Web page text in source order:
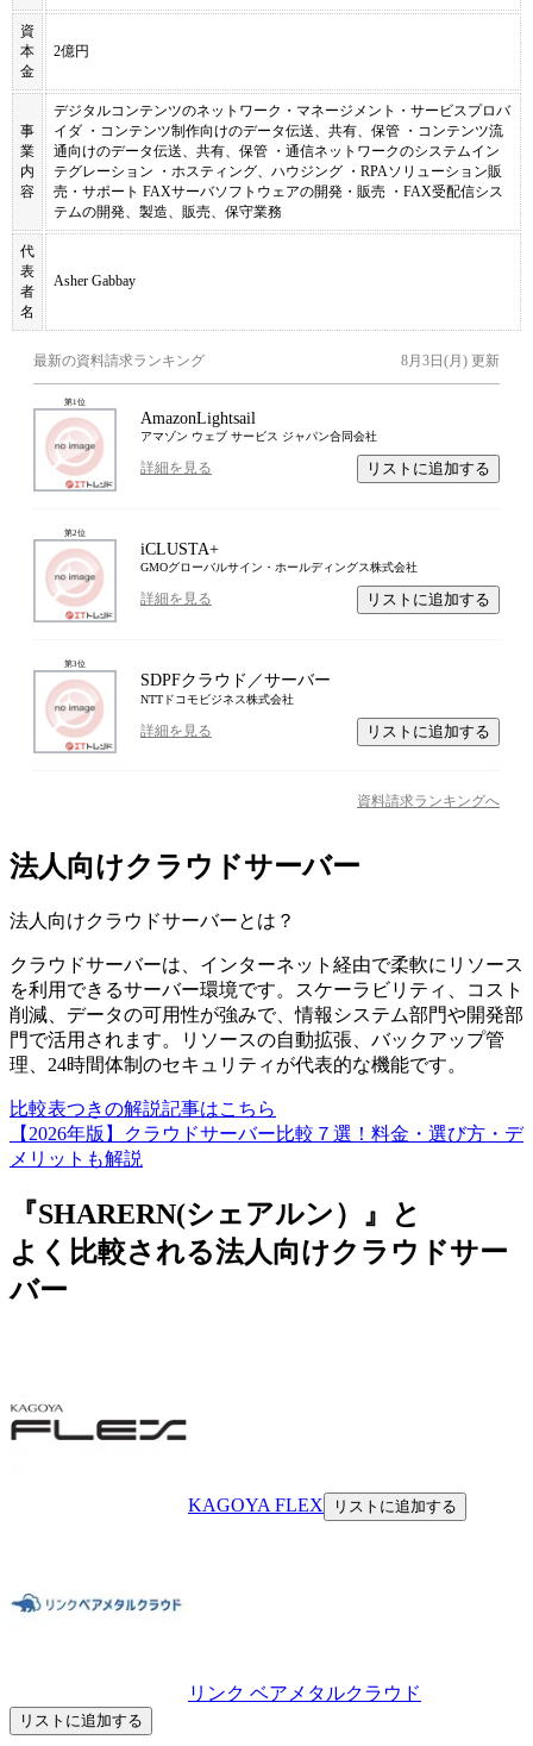
資
本
金
2億円
事
業
内
容
デジタルコンテンツのネットワーク・マネージメント・サービスプロバ
イダ ・コンテンツ制作向けのデータ伝送、共有、保管 ・コンテンツ流
通向けのデータ伝送、共有、保管 ・通信ネットワークのシステムイン
テグレーション ・ホスティング、ハウジング ・RPAソリューション販
売・サポート FAXサーバソフトウェアの開発・販売 ・FAX受配信シス
テムの開発、製造、販売、保守業務
代
表
者
名
Asher Gabbay
最新の資料請求ランキング 8月3日(月) 更新
第1位
AmazonLightsail
アマゾン ウェブ サービス ジャパン合同会社
詳細を見る リストに追加する
第2位
iCLUSTA+
GMOグローバルサイン・ホールディングス株式会社
詳細を見る リストに追加する
第3位
SDPFクラウド／サーバー
NTTドコモビジネス株式会社
詳細を見る リストに追加する
資料請求ランキングへ
法人向けクラウドサーバー
法人向けクラウドサーバーとは？
クラウドサーバーは、インターネット経由で柔軟にリソース
を利用できるサーバー環境です。スケーラビリティ、コスト
削減、データの可用性が強みで、情報システム部門や開発部
門で活用されます。リソースの自動拡張、バックアップ管
理、24時間体制のセキュリティが代表的な機能です。
比較表つきの解説記事はこちら
【2026年版】クラウドサーバー比較７選！料金・選び方・デ
メリットも解説
『SHARERN(シェアルン）』と
よく比較される法人向けクラウドサー
バー
KAGOYA FLEX リストに追加する
リンク ベアメタルクラウド
リストに追加する